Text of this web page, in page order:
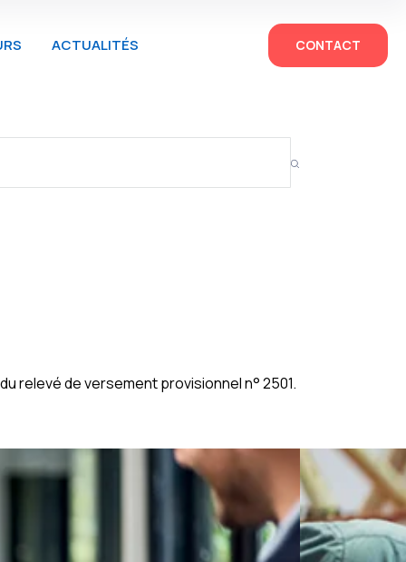
ACTUALITÉS CONTACT
relevé de versement provisionnel n° 2501.